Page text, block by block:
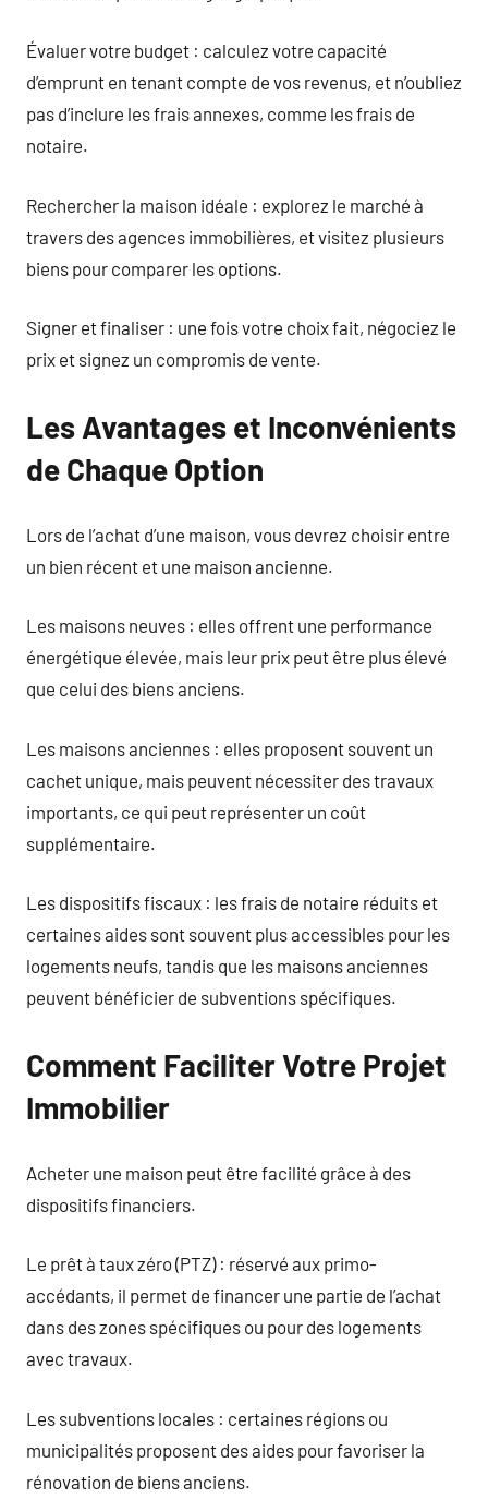
Évaluer votre budget : calculez votre capacité
d’emprunt en tenant compte de vos revenus, et n’oubliez
pas d’inclure les frais annexes, comme les frais de
notaire.
Rechercher la maison idéale : explorez le marché à
travers des agences immobilières, et visitez plusieurs
biens pour comparer les options.
Signer et finaliser : une fois votre choix fait, négociez le
prix et signez un compromis de vente.
Les Avantages et Inconvénients
de Chaque Option
Lors de l’achat d’une maison, vous devrez choisir entre
un bien récent et une maison ancienne.
Les maisons neuves : elles offrent une performance
énergétique élevée, mais leur prix peut être plus élevé
que celui des biens anciens.
Les maisons anciennes : elles proposent souvent un
cachet unique, mais peuvent nécessiter des travaux
importants, ce qui peut représenter un coût
supplémentaire.
Les dispositifs fiscaux : les frais de notaire réduits et
certaines aides sont souvent plus accessibles pour les
logements neufs, tandis que les maisons anciennes
peuvent bénéficier de subventions spécifiques.
Comment Faciliter Votre Projet
Immobilier
Acheter une maison peut être facilité grâce à des
dispositifs financiers.
Le prêt à taux zéro (PTZ) : réservé aux primo-
accédants, il permet de financer une partie de l’achat
dans des zones spécifiques ou pour des logements
avec travaux.
Les subventions locales : certaines régions ou
municipalités proposent des aides pour favoriser la
rénovation de biens anciens.